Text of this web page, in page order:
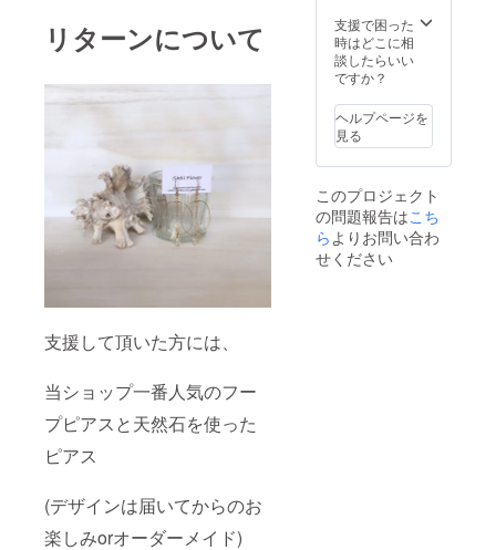
リターンについて
支援して頂いた方には、
当ショップ一番人気のフー
プピアスと天然石を使った
ピアス
(デザインは届いてからのお
楽しみorオーダーメイド)
支援で困った
時はどこに相
談したらいい
ですか？
ヘルプページを
見る
このプロジェクト
の問題報告はこち
らよりお問い合わ
せください